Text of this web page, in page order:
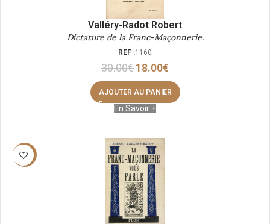
Valléry-Radot Robert
Dictature de la Franc-Maçonnerie.
REF :1160
30.00€18.00€
AJOUTER AU PANIER
En Savoir +
-40%